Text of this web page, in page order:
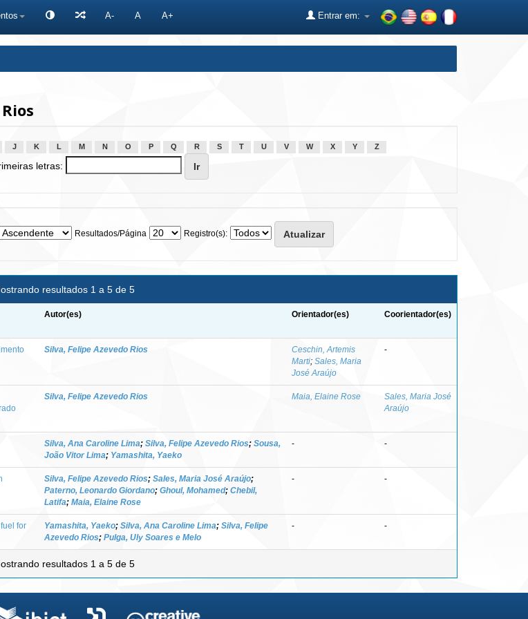
A- A A+ Entrar em:
J K L M N O P Q R S T U V W X Y Z
letras:
Resultados/Página Registro(s):
resultados 1 a 5 de 5
Autor(es) Orientador(es) Coorientador(es)
Silva, Felipe Azevedo Rios
Ceschin, Artemis
Marti; Sales, Maria
José Araújo
-
Silva, Felipe Azevedo Rios Maia, Elaine Rose
Sales, Maria José
Araújo
Silva, Ana Caroline Lima; Silva, Felipe Azevedo Rios; Sousa,
João Vitor Lima; Yamashita, Yaeko
- -
Silva, Felipe Azevedo Rios; Sales, Maria José Araújo;
Paterno, Leonardo Giordano; Ghoul, Mohamed; Chebil,
Latifa; Maia, Elaine Rose
- -
for
Yamashita, Yaeko; Silva, Ana Caroline Lima; Silva, Felipe
Azevedo Rios; Pulga, Uly Soares e Melo
- -
resultados 1 a 5 de 5